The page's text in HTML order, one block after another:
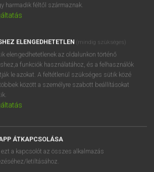
REGISZTRÁCIÓ
SZÓTÁR
harmadik féltől származnak.
ELENGEDHETETLEN (mindig szükséges)
elengedhetetlenek az oldalunkon történő
funkciók használatához, és a felhasználók
le azokat. A feltétlenül szükséges sütik közé
között a személyre szabott beállításokat
ÁTKAPCSOLÁSA
a kapcsolót az összes alkalmazás
letiltásához.